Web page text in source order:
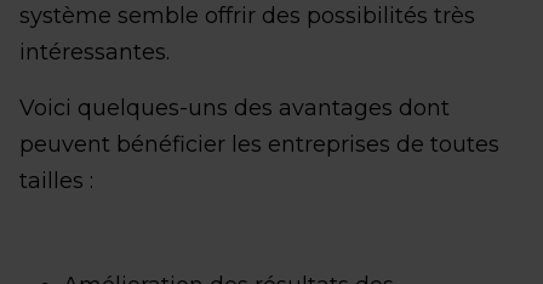
système semble offrir des possibilités très
intéressantes.
Voici quelques-uns des avantages dont
peuvent bénéficier les entreprises de toutes
tailles :